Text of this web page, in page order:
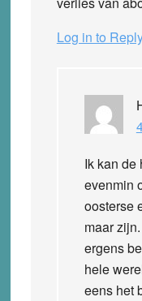
Log in to
Ik kan de
evenmin
oosterse
maar
ergens
hele
eens het